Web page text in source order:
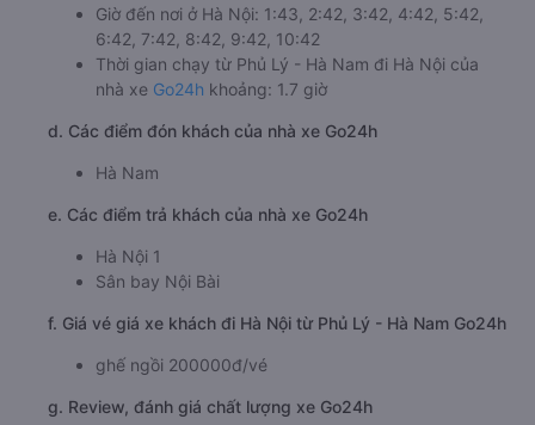
Giờ đến nơi ở Hà Nội: 1:43, 2:42, 3:42, 4:42, 5:42,
6:42, 7:42, 8:42, 9:42, 10:42
Thời gian chạy từ Phủ Lý - Hà Nam đi Hà Nội của
nhà xe Go24h khoảng: 1.7 giờ
d. Các điểm đón khách của nhà xe Go24h
Hà Nam
e. Các điểm trả khách của nhà xe Go24h
Hà Nội 1
Sân bay Nội Bài
f. Giá vé giá xe khách đi Hà Nội từ Phủ Lý - Hà Nam Go24h
ghế ngồi 200000đ/vé
g. Review, đánh giá chất lượng xe Go24h